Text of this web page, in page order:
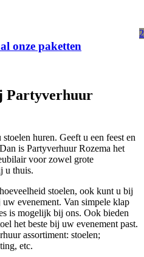
onze paketten
Partyverhuur
huren. Geeft u een feest en
is Partyverhuur Rozema het
voor zowel grote
u thuis.
stoelen, ook kunt u bij
evenement. Van simpele klap
is mogelijk bij ons. Ook bieden
het beste bij uw evenement past.
assortiment: stoelen;
etc.